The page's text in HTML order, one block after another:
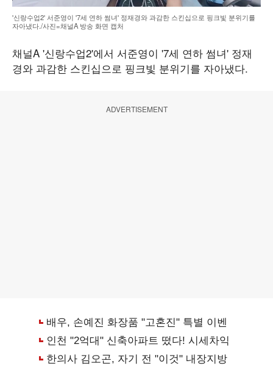
'신랑수업2' 서준영이 '7세 연하 썸녀' 정재경와 과감한 스킨십으로 핑크빛 분위기를
자아냈다./사진=채널A 방송 화면 캡처
채널A '신랑수업2'에서 서준영이 '7세 연하 썸녀' 정재
경와 과감한 스킨십으로 핑크빛 분위기를 자아냈다.
ADVERTISEMENT